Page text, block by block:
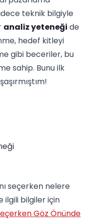
teknik bilgiyle
analiz yeteneği de
hedef kitleyi
gibi beceriler, bu
sahip. Bunu ilk
seçerken nelere
bilgiler için
Göz Önünde